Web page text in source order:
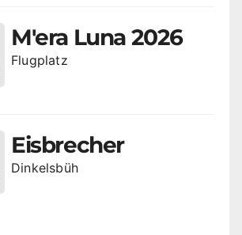
M'era Luna 2026
Flugplatz
Eisbrecher
Dinkelsbüh